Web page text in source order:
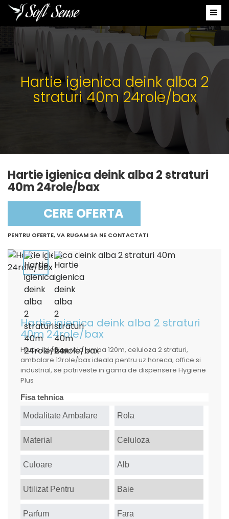
Hartie igienica deink alba 2
straturi 40m 24role/bax
Hartie igienica deink alba 2 straturi
40m 24role/bax
CERE OFERTA
PENTRU OFERTE, VA RUGAM SA NE CONTACTATI
Hartie igienica deink alba 2 straturi
40m 24role/bax
Hartie igienica rola jumba 120m, celuloza 2 straturi,
ambalare 12role/bax ideala pentru uz horeca, office si
industrial, se potriveste in gama de dispensere Hygiene
Plus
Fisa tehnica
Modalitate Ambalare Rola
Material Celuloza
Culoare Alb
Utilizat Pentru Baie
Parfum Fara